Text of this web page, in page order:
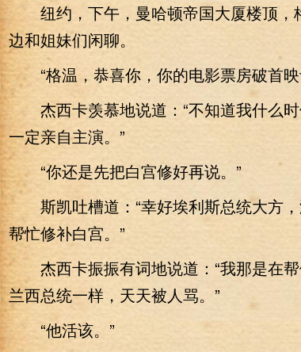
纽约，下午，曼哈顿帝国大厦楼顶，
边和姐妹们闲聊。
“格温，恭喜你，你的电影票房破首映
杰西卡羡慕地说道：“不知道我什么
一定亲自主演。”
“你还是先把白宫修好再说。”
斯凯吐槽道：“幸好埃利斯总统大方，
帮忙修补白宫。”
杰西卡振振有词地说道：“我那是在帮
兰西总统一样，天天被人骂。”
“他活该。”